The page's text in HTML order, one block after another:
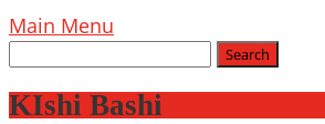
Main Menu
KIshi Bashi